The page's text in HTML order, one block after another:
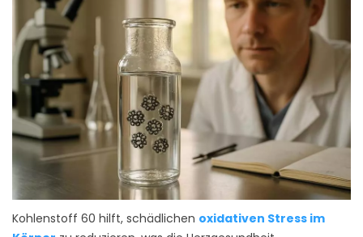
Kohlenstoff 60 hilft, schädlichen oxidativen Stress im